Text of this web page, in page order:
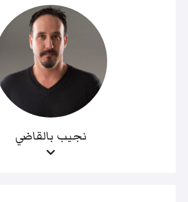
نجيب بالقاضي